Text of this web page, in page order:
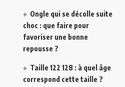
Ongle qui se décolle suite
choc : que faire pour
favoriser une bonne
repousse ?
Taille 122 128 : à quel âge
correspond cette taille ?